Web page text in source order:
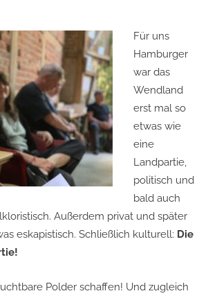
Für uns
Hamburger
war das
Wendland
erst mal so
etwas wie
eine
Landpartie,
politisch und
bald auch
Außerdem privat und später
eskapistisch. Schließlich kulturell: Die
Polder schaffen! Und zugleich